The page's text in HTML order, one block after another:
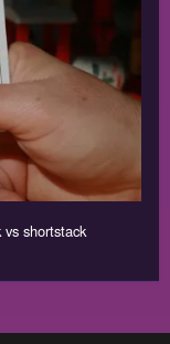
shortstack